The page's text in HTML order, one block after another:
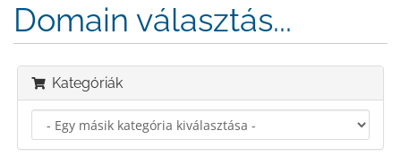
Domain választás...
Kategóriák